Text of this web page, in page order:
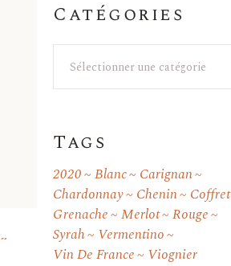
Catégories
Sélectionner une catégorie
Tags
2020 Blanc
Carignan
Chardonnay
Chenin
Coffret
Grenache
Merlot
Rouge
Syrah
Vermentino
Vin De France
Viognier